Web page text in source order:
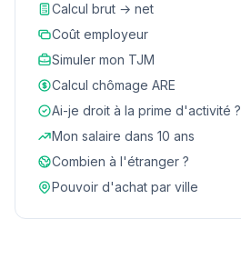
Calcul brut → net
Coût employeur
Simuler mon TJM
Calcul chômage ARE
Ai-je droit à la prime d'activité ?
Mon salaire dans 10 ans
Combien à l'étranger ?
Pouvoir d'achat par ville